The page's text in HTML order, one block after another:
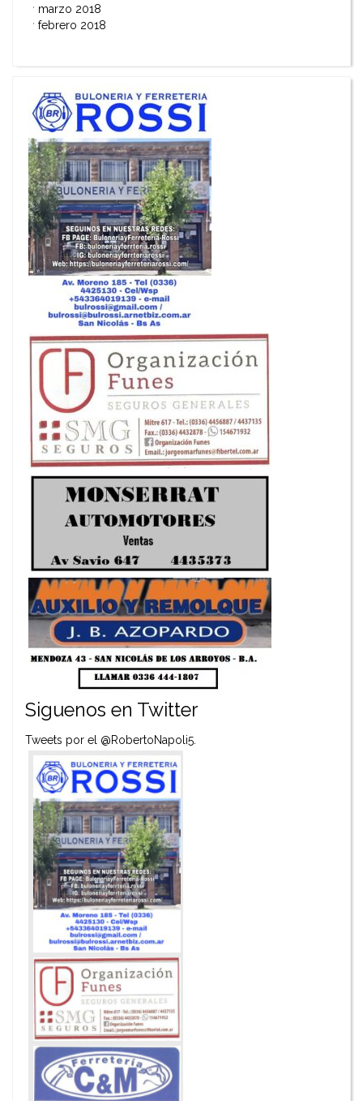
marzo 2018
febrero 2018
Siguenos en Twitter
Tweets por el @RobertoNapoli5.